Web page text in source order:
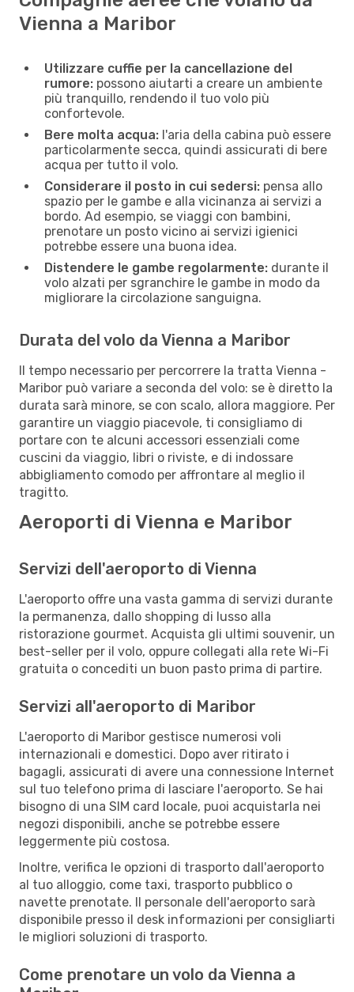
Vienna a Maribor
Utilizzare cuffie per la cancellazione del
rumore: possono aiutarti a creare un ambiente
più tranquillo, rendendo il tuo volo più
confortevole.
Bere molta acqua: l'aria della cabina può essere
particolarmente secca, quindi assicurati di bere
acqua per tutto il volo.
Considerare il posto in cui sedersi: pensa allo
spazio per le gambe e alla vicinanza ai servizi a
bordo. Ad esempio, se viaggi con bambini,
prenotare un posto vicino ai servizi igienici
potrebbe essere una buona idea.
Distendere le gambe regolarmente: durante il
volo alzati per sgranchire le gambe in modo da
migliorare la circolazione sanguigna.
Durata del volo da Vienna a Maribor
Il tempo necessario per percorrere la tratta Vienna -
Maribor può variare a seconda del volo: se è diretto la
durata sarà minore, se con scalo, allora maggiore. Per
garantire un viaggio piacevole, ti consigliamo di
portare con te alcuni accessori essenziali come
cuscini da viaggio, libri o riviste, e di indossare
abbigliamento comodo per affrontare al meglio il
tragitto.
Aeroporti di Vienna e Maribor
Servizi dell'aeroporto di Vienna
L'aeroporto offre una vasta gamma di servizi durante
la permanenza, dallo shopping di lusso alla
ristorazione gourmet. Acquista gli ultimi souvenir, un
best-seller per il volo, oppure collegati alla rete Wi-Fi
gratuita o concediti un buon pasto prima di partire.
Servizi all'aeroporto di Maribor
L'aeroporto di Maribor gestisce numerosi voli
internazionali e domestici. Dopo aver ritirato i
bagagli, assicurati di avere una connessione Internet
sul tuo telefono prima di lasciare l'aeroporto. Se hai
bisogno di una SIM card locale, puoi acquistarla nei
negozi disponibili, anche se potrebbe essere
leggermente più costosa.
Inoltre, verifica le opzioni di trasporto dall'aeroporto
al tuo alloggio, come taxi, trasporto pubblico o
navette prenotate. Il personale dell'aeroporto sarà
disponibile presso il desk informazioni per consigliarti
le migliori soluzioni di trasporto.
Come prenotare un volo da Vienna a